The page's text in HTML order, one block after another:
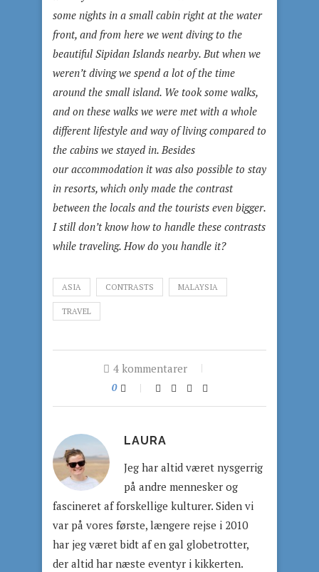
some nights in a small cabin right at the water
front, and from here we went diving to the
beautiful Sipidan Islands nearby. But when we
weren’t diving we spend a lot of the time
around the small island. We took some walks,
and on these walks we were met with a whole
different lifestyle and way of living compared to
the cabins we stayed in. Besides
our accommodation it was also possible to stay
in resorts, which only made the contrast
between the locals and the tourists even bigger.
I still don’t know how to handle these contrasts
while traveling. How do you handle it?
ASIA CONTRASTS MALAYSIA
TRAVEL
4 kommentarer
0
LAURA
Jeg har altid været nysgerrig
på andre mennesker og
fascineret af forskellige kulturer. Siden vi
var på vores første, længere rejse i 2010
har jeg været bidt af en gal globetrotter,
der altid har næste eventyr i kikkerten.